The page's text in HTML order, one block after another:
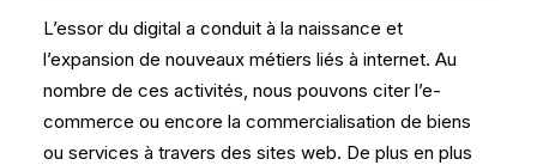
L’essor du digital a conduit à la naissance et
l’expansion de nouveaux métiers liés à internet. Au
nombre de ces activités, nous pouvons citer l’e-
commerce ou encore la commercialisation de biens
ou services à travers des sites web. De plus en plus